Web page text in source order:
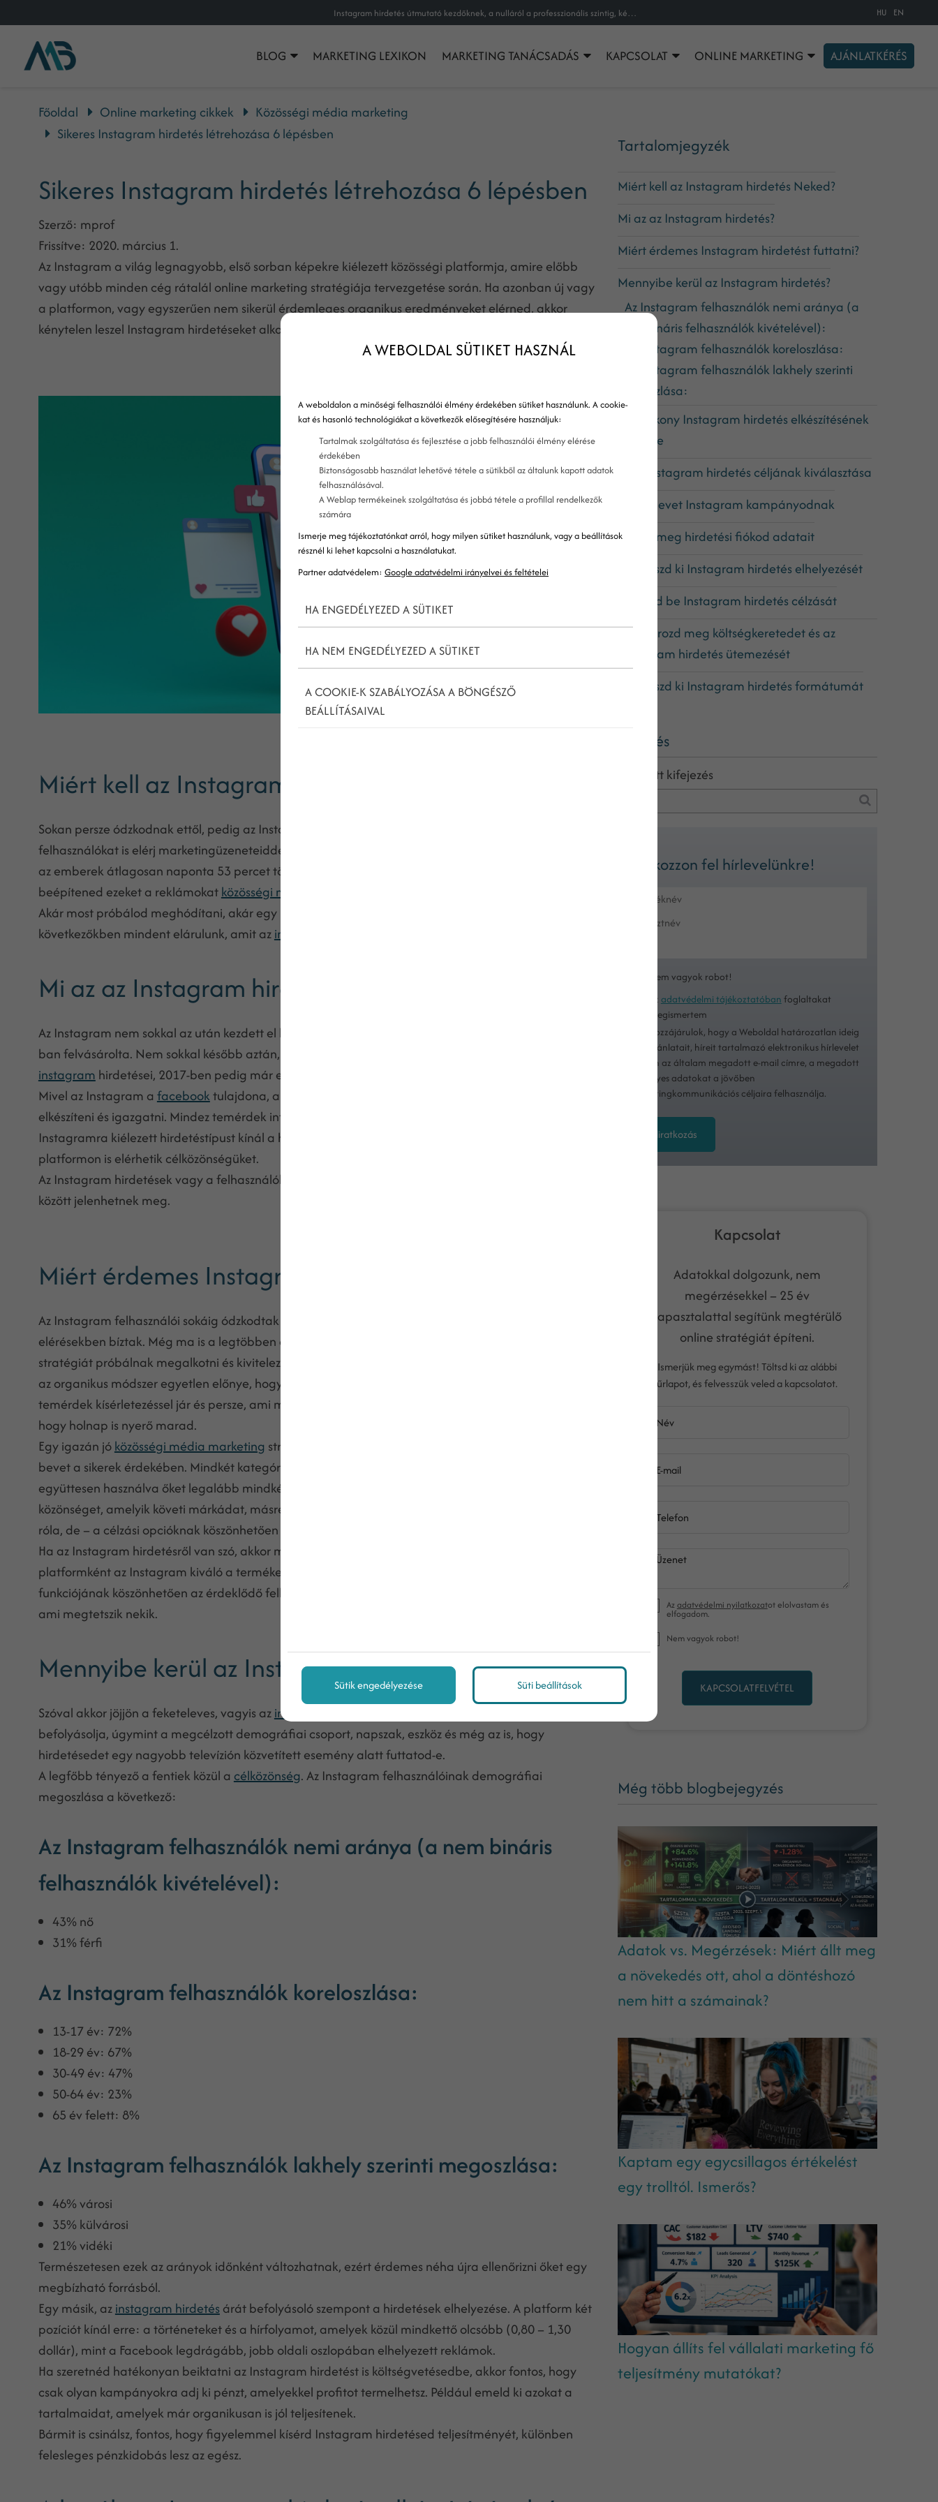
Instagram hirdetés útmutató kezdőknek, a nulláról a professzionális szintig, képekkel, útmutatókkal és gyakorlati példákkal, beá HU EN
BLOG MARKETING LEXIKON MARKETING TANÁCSADÁS KAPCSOLAT ONLINE MARKETING AJÁNLATKÉRÉS
Főoldal Online marketing cikkek
Közösségi média marketing
Sikeres Instagram hirdetés létrehozása 6 lépésben
Sikeres Instagram hirdetés létrehozása 6 lépésben
Szerző: mprof
Frissítve: 2020. március 1.
Az Instagram a világ legnagyobb, első sorban képekre kiélezett közösségi platformja, amire előbb
vagy utóbb minden cég rátalál online marketing stratégiája tervezgetése során. Ha azonban új vagy
a platformon, vagy egyszerűen nem sikerül érdemleges organikus eredményeket elérned, akkor
kénytelen leszel Instagram hirdetéseket alkalmazni.
Miért kell az Instagram hirdetés Neked?
Sokan persze ódzkodnak ettől, pedig az Instagram hirdetései lehetővé teszik, hogy olyan
felhasználókat is elérj marketingüzeneteiddel, akik egyébként nem is tudnak márkádról. Tekintve hogy
az emberek átlagosan naponta 53 percet töltenek ezen a platformon, mindenképpen érdemes lesz
beépítened ezeket a reklámokatközösségi média
Akár most próbálod meghódítani, akár egy régebben regisztrált üzleti fiók felfuttatása a célod, a
következőkben mindent elárulunk, amit azinstagram
Mi az az Instagram hirdetés?
Az Instagram nem sokkal az után kezdett el hirdetési lehetőségeket kínálni, hogy a
ban felvásárolta. Nem sokkal később aztán, 2015-ben minden cég számára elérhetővé váltak az
instagram hirdetései, 2017-ben pedig már egy millióan reklámoztak a platformon.
Mivel az Instagram a facebooktulajdona, a hirdetéseit is a Facebook Hirdetéskezelőjén belül lehet
elkészíteni és igazgatni. Mindez temérdek intelligens célzási opciót és megannyi kifejezetten
Instagramra kiélezett hirdetéstípust kínál a hirdetők számára, akik így egyszerre két népszerű
platformon is elérhetik célközönségüket.
Az Instagram hirdetések vagy a felhasználók hírfolyamában, vagy az általuk megtekintett történetek
között jelenhetnek meg.
Miért érdemes Instagram hirdetést futtatni?
Az Instagram felhasználói sokáig ódzkodtak az Instagram hirdetéseket használni, csupán az organikus
elérésekben bíztak. Még ma is a legtöbben automatikusan egy kizárólag organikus, tehát ingyenes
stratégiát próbálnak megalkotni és kivitelezni, legyen szó bármilyen marketingplatformról. Azonban
az organikus módszer egyetlen előnye, hogy nem kerül semmibe, ezzel szemben azonban időigényes,
temérdek kísérletezéssel jár és persze, ami ma megfelel az Instagram algoritmusának, az nem biztos,
hogy holnap is nyerő marad.
Egy igazán jóközösségi média marketing stratégia nem csak organikus, hanem fizetett módszereket is
bevet a sikerek érdekében. Mindkét kategóriának megvannak az előnyei és a hátrányai is, de
együttesen használva őket legalább mindkét oldal előnyeit is élvezheted. Egyrészt kiszolgálod azt a
közönséget, amelyik követi márkádat, másrészt pedig elérheted azokat is, akik még nem is tudnak
róla, de – a célzási opcióknak köszönhetően – jó eséllyel érdeklődnének kínálatod iránt.
Ha az Instagram hirdetésről van szó, akkor mindenképpen érdemes megemlíteni, hogy vizuális
platformként az Instagram kiváló a termékek bemutatására, ráadásul az Instagram Shopping
funkciójának köszönhetően az érdeklődő felhasználók rögtön a platformon is megvásárolhatják azt,
ami megtetszik nekik.
Mennyibe kerül az Instagram hirdetés?
Szóval akkor jöjjön a feketeleves, vagyis azinstagram hirdetés
befolyásolja, úgymint a megcélzott demográfiai csoport, napszak, eszköz és még az is, hogy
hirdetésedet egy nagyobb televízión közvetített esemény alatt futtatod-e.
A legfőbb tényező a fentiek közül a célközönség. Az Instagram felhasználóinak demográfiai
megoszlása a következő:
Az Instagram felhasználók nemi aránya (a nem bináris
felhasználók kivételével):
43% nő
31% férfi
Az Instagram felhasználók koreloszlása:
13-17 év: 72%
18-29 év: 67%
30-49 év: 47%
50-64 év: 23%
65 év felett: 8%
Az Instagram felhasználók lakhely szerinti megoszlása:
46% városi
35% külvárosi
21% vidéki
Természetesen ezek az arányok időnként változhatnak, ezért érdemes néha újra ellenőrizni őket egy
megbízható forrásból.
Egy másik, azinstagram hirdetés árát befolyásoló szempont a hirdetések elhelyezése. A platform két
pozíciót kínál erre: a történeteket és a hírfolyamot, amelyek közül mindkettő olcsóbb (0,80 – 1,30
dollár), mint a Facebook legdrágább, jobb oldali oszlopában elhelyezett reklámok.
Ha szeretnéd hatékonyan beiktatni az Instagram hirdetést is költségvetésedbe, akkor fontos, hogy
csak olyan kampányokra adj ki pénzt, amelyekkel profitot termelhetsz. Például emeld ki azokat a
tartalmaidat, amelyek már organikusan is jól teljesítenek.
Bármit is csinálsz, fontos, hogy figyelemmel kísérd Instagram hirdetésed teljesítményét, különben
felesleges pénzkidobás lesz az egész.
Tartalomjegyzék
Miért kell az Instagram hirdetés Neked?
Mi az az Instagram hirdetés?
Miért érdemes Instagram hirdetést futtatni?
Mennyibe kerül az Instagram hirdetés?
Az Instagram felhasználók nemi aránya (a
nem bináris felhasználók kivételével):
Az Instagram felhasználók koreloszlása:
Az Instagram felhasználók lakhely szerinti
megoszlása:
A hatékony Instagram hirdetés elkészítésének
6 lépése
1. Az Instagram hirdetés céljának kiválasztása
2. Adj nevet Instagram kampányodnak
3. Add meg hirdetési fiókod adatait
4. Válaszd ki Instagram hirdetés elhelyezését
5. Állítsd be Instagram hirdetés célzását
6. Határozd meg költségkeretedet és az
Instagram hirdetés ütemezését
7. Válaszd ki Instagram hirdetés formátumát
Keresés
Keresett kifejezés
Iratkozzon fel hírlevelünkre!
Nem vagyok robot!
Az adatvédelmi tájékoztatóban foglaltakat
megismertem
Hozzájárulok, hogy a Weboldal határozatlan ideig
ajánlatait, híreit tartalmazó elektronikus hírlevelet
küldjön az általam megadott e-mail címre, a megadott
személyes adatokat a jövőben
marketingkommunikációs céljaira felhasználja.
Feliratkozás
Kapcsolat
Adatokkal dolgozunk, nem
megérzésekkel – 25 év
tapasztalattal segítünk megtérülő
online stratégiát építeni.
Ismerjük meg egymást! Töltsd ki az alábbi
űrlapot, és felvesszük veled a kapcsolatot.
Név
E-mail
Telefon
Üzenet
Azadatvédelmi nyilatkozatot elolvastam és
elfogadom.
Nem vagyok robot!
KAPCSOLATFELVÉTEL
Még több blogbejegyzés
Adatok vs. Megérzések: Miért állt meg
a növekedés ott, ahol a döntéshozó
nem hitt a számainak?
Kaptam egy egycsillagos értékelést
egy trolltól. Ismerős?
Hogyan állíts fel vállalati marketing fő
teljesítmény mutatókat?
A WEBOLDAL SÜTIKET HASZNÁL
A weboldalon a minőségi felhasználói élmény érdekében sütiket használunk. A cookie-
kat és hasonló technológiákat a következők elősegítésére használjuk:
Tartalmak szolgáltatása és fejlesztése a jobb felhasználói élmény elérése
érdekében
Biztonságosabb használat lehetővé tétele a sütikből az általunk kapott adatok
felhasználásával.
A Weblap termékeinek szolgáltatása és jobbá tétele a profillal rendelkezők
számára
Ismerje meg tájékoztatónkat arról, hogy milyen sütiket használunk, vagy a beállítások
résznél ki lehet kapcsolni a használatukat.
Partner adatvédelem: Google adatvédelmi irányelvei és feltételei
HA ENGEDÉLYEZED A SÜTIKET
HA NEM ENGEDÉLYEZED A SÜTIKET
A COOKIE-K SZABÁLYOZÁSA A BÖNGÉSZŐ
BEÁLLÍTÁSAIVAL
Sütik engedélyezése Süti beállítások